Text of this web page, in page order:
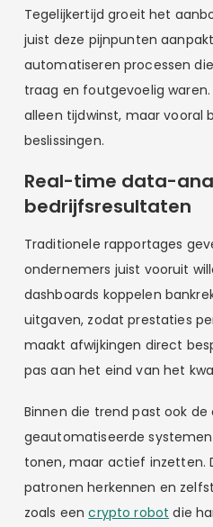
Tegelijkertijd groeit het
juist deze pijnpunten
automatiseren processen
traag en foutgevoelig
alleen tijdwinst, maar vooral
beslissingen.
Real-time data-
bedrijfsresultaten
Traditionele rapportages
ondernemers juist vooruit
dashboards koppelen
uitgaven, zodat prestaties
maakt afwijkingen direct
pas aan het eind van het
Binnen die trend past ook
geautomatiseerde
tonen, maar actief inzetten.
patronen herkennen en
zoals eencrypto robot die